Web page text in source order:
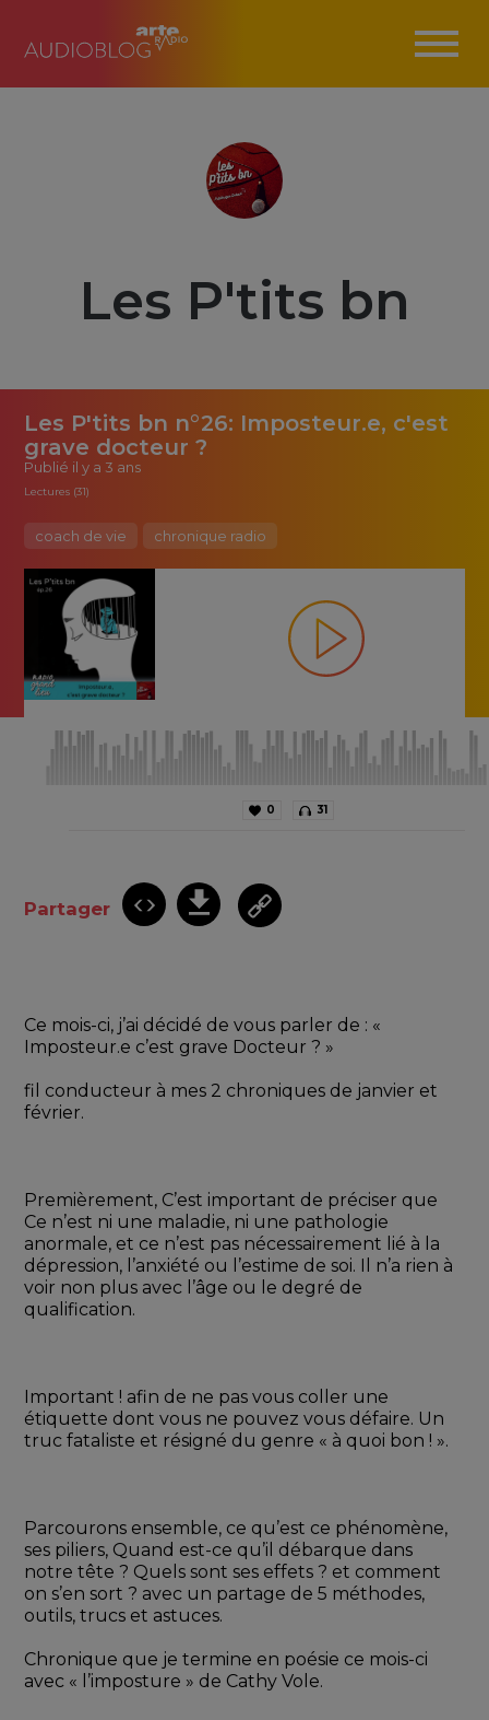
Les P'tits bn
Les P'tits bn n°26: Imposteur.e, c'est
grave docteur ?
Publié il y a 3 ans
Lectures (31)
coach de vie chronique radio
0 31
Partager
Ce mois-ci, j’ai décidé de vous parler de : «
Imposteur.e c’est grave Docteur ? »
fil conducteur à mes 2 chroniques de janvier et
février.
Premièrement, C’est important de préciser que
Ce n’est ni une maladie, ni une pathologie
anormale, et ce n’est pas nécessairement lié à la
dépression, l’anxiété ou l’estime de soi. Il n’a rien à
voir non plus avec l’âge ou le degré de
qualification.
Important ! afin de ne pas vous coller une
étiquette dont vous ne pouvez vous défaire. Un
truc fataliste et résigné du genre « à quoi bon ! ».
Parcourons ensemble, ce qu’est ce phénomène,
ses piliers, Quand est-ce qu’il débarque dans
notre tête ? Quels sont ses effets ? et comment
on s’en sort ? avec un partage de 5 méthodes,
outils, trucs et astuces.
Chronique que je termine en poésie ce mois-ci
avec « l’imposture » de Cathy Vole.